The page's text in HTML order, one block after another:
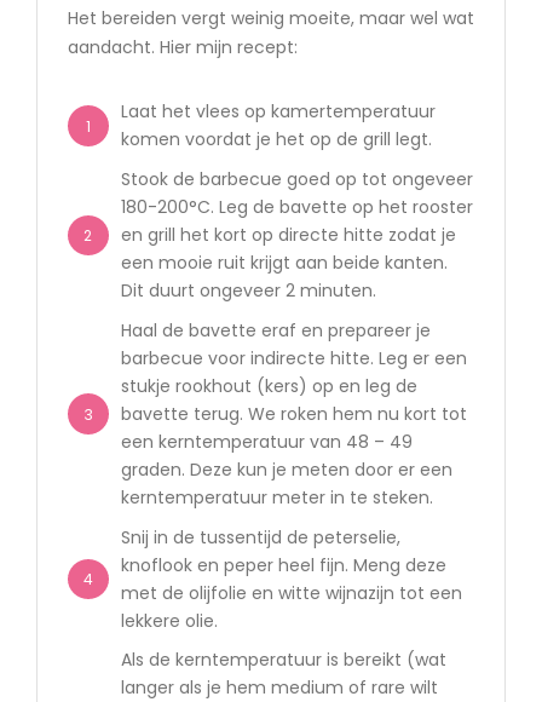
Het bereiden vergt weinig moeite, maar wel wat
aandacht. Hier mijn recept:
1
Laat het vlees op kamertemperatuur
komen voordat je het op de grill legt.
2
Stook de barbecue goed op tot ongeveer
180-200°C. Leg de bavette op het rooster
en grill het kort op directe hitte zodat je
een mooie ruit krijgt aan beide kanten.
Dit duurt ongeveer 2 minuten.
3
Haal de bavette eraf en prepareer je
barbecue voor indirecte hitte. Leg er een
stukje rookhout (kers) op en leg de
bavette terug. We roken hem nu kort tot
een kerntemperatuur van 48 – 49
graden. Deze kun je meten door er een
kerntemperatuur meter in te steken.
4
Snij in de tussentijd de peterselie,
knoflook en peper heel fijn. Meng deze
met de olijfolie en witte wijnazijn tot een
lekkere olie.
Als de kerntemperatuur is bereikt (wat
langer als je hem medium of rare wilt